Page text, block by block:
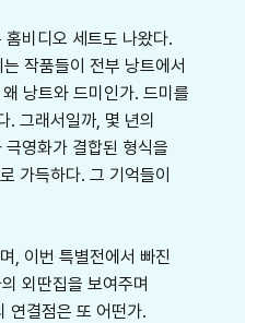
비디오 세트도 나왔다.
작품들이 전부 낭트에서
낭트와 드미인가. 드미를
. 그래서일까, 몇 년의
극영화가 결합된 형식을
가득하다. 그 기억들이
, 이번 특별전에서 빠진
외딴집을 보여주며
연결점은 또 어떤가.